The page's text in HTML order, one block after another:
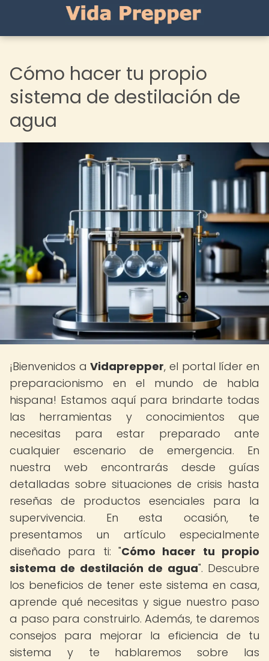
Cómo hacer tu propio
sistema de destilación de
agua
¡Bienvenidos aVidaprepper, el portal líder en
preparacionismo en el mundo de habla
hispana! Estamos aquí para brindarte todas
las herramientas y conocimientos que
necesitas para estar preparado ante
cualquier escenario de emergencia. En
nuestra web encontrarás desde guías
detalladas sobre situaciones de crisis hasta
reseñas de productos esenciales para la
supervivencia. En esta ocasión, te
presentamos un artículo especialmente
diseñado para ti: "Cómo hacer tu propio
sistema de destilación de agua". Descubre
los beneficios de tener este sistema en casa,
aprende qué necesitas y sigue nuestro paso
a paso para construirlo. Además, te daremos
consejos para mejorar la eficiencia de tu
sistema y te hablaremos sobre las